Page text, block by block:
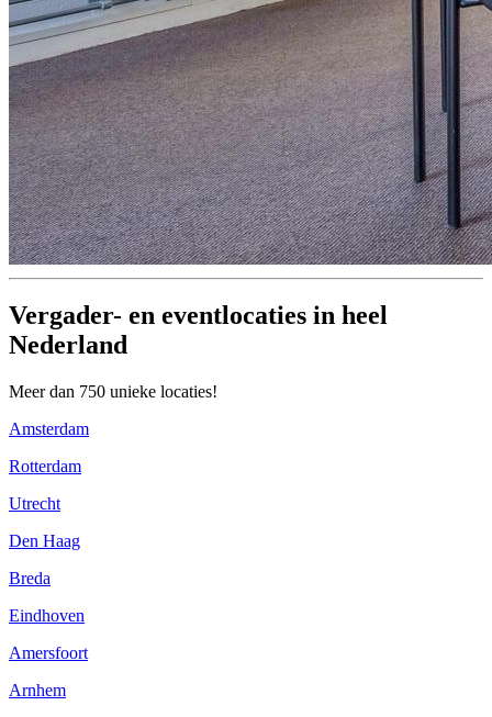
Vergader- en eventlocaties in heel
Nederland
Meer dan 750 unieke locaties!
Amsterdam
Rotterdam
Utrecht
Den Haag
Breda
Eindhoven
Amersfoort
Arnhem